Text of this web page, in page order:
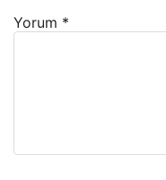
Yorum *